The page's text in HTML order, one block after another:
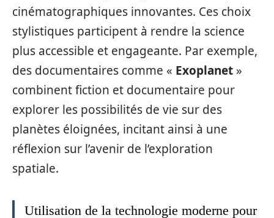
cinématographiques innovantes. Ces choix
stylistiques participent à rendre la science
plus accessible et engageante. Par exemple,
des documentaires comme « Exoplanet »
combinent fiction et documentaire pour
explorer les possibilités de vie sur des
planètes éloignées, incitant ainsi à une
réflexion sur l’avenir de l’exploration
spatiale.
Utilisation de la technologie moderne pour